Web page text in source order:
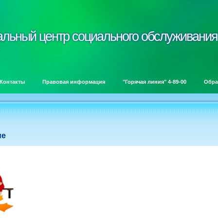
центр социального
центр социального
Контакты Правовая информация "Горячая линия" 4-89-00